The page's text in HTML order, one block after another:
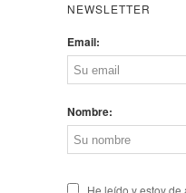
NEWSLETTER
Email:
Nombre: